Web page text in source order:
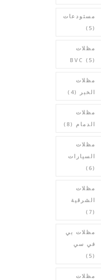
مستودعات
(5)
مظلات
BVC (5)
مظلات
الخبر
(4)
مظلات
الدمام (8)
مظلات
السيارات
(6)
مظلات
الشرقية
(7)
مظلات بي
في سي
(5)
مظلات